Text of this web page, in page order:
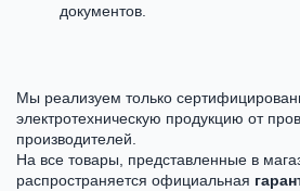
документов.
Мы реализуем только
электротехническую продукцию от
производителей.
На все товары, представленные в
распространяется официальная